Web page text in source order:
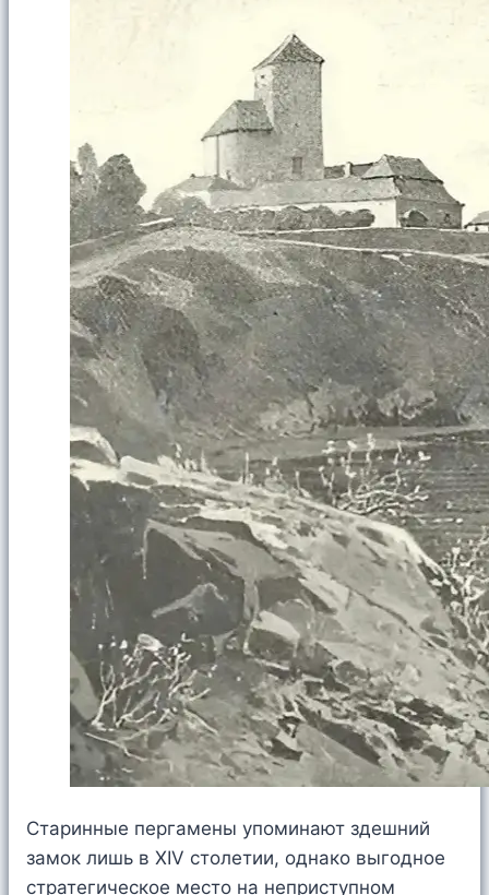
Старинные пергамены упоминают здешний
замок лишь в XIV столетии, однако выгодное
стратегическое место на неприступном